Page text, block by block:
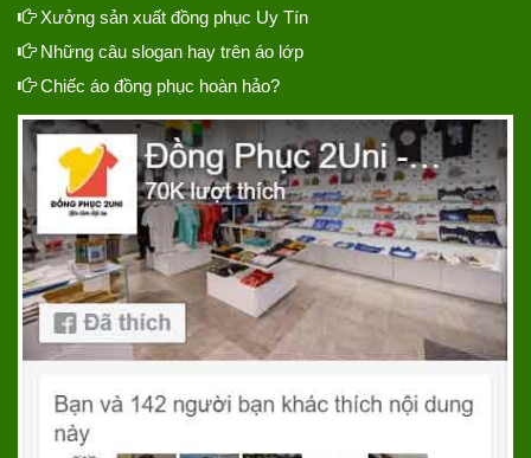
Xưởng sản xuất đồng phục Uy Tín
Những câu slogan hay trên áo lớp
Chiếc áo đồng phục hoàn hảo?